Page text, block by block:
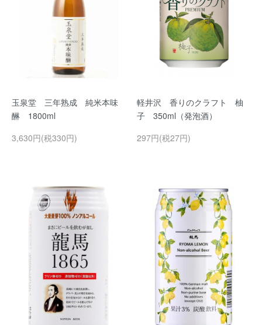
玉泉堂 三年熟成 純米本味
醂 1800ml
3,630円(税330円)
軽井沢 香りのクラフト 柚
子 350ml（発泡酒）
297円(税27円)